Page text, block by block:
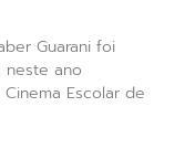
Guarani foi
neste ano
Escolar de